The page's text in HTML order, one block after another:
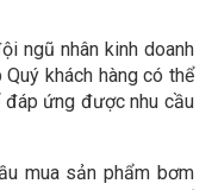
ngũ nhân kinh doanh
khách hàng có thể
ứng được nhu cầu
mua sản phẩm bơm